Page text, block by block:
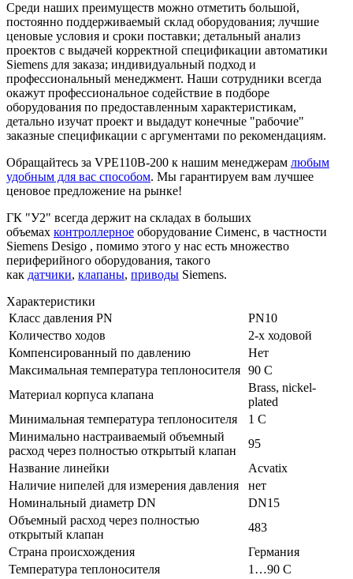
Среди наших преимуществ можно отметить большой,
постоянно поддерживаемый склад оборудования; лучшие
ценовые условия и сроки поставки; детальный анализ
проектов с выдачей корректной спецификации автоматики
Siemens для заказа; индивидуальный подход и
профессиональный менеджмент. Наши сотрудники всегда
окажут профессиональное содействие в подборе
оборудования по предоставленным характеристикам,
детально изучат проект и выдадут конечные "рабочие"
заказные спецификации с аргументами по рекомендациям.
Обращайтесь за VPE110B-200 к нашим менеджерам любым
удобным для вас способом. Мы гарантируем вам лучшее
ценовое предложение на рынке!
ГК "У2" всегда держит на складах в больших
объемах контроллерное оборудование Сименс, в частности
Siemens Desigo , помимо этого у нас есть множество
периферийного оборудования, такого
как датчики, клапаны, приводы Siemens.
Характеристики
Класс давления PN
PN10
Количество ходов
2-х ходовой
Компенсированный по давлению
Нет
Максимальная температура теплоносителя 90 C
Материал корпуса клапана
Brass, nickel-
plated
Минимальная температура теплоносителя
1 C
Минимально настраиваемый объемный
расход через полностью открытый клапан
95
Название линейки
Acvatix
Наличие нипелей для измерения давления
нет
Номинальный диаметр DN
DN15
Объемный расход через полностью
открытый клапан
483
Страна происхождения
Германия
Температура теплоносителя
1…90 C